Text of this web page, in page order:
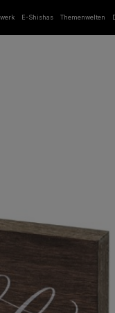
E-Shishas Themenwelten